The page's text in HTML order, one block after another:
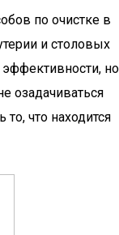
по очистке в
и столовых
но
озадачиваться
что находится